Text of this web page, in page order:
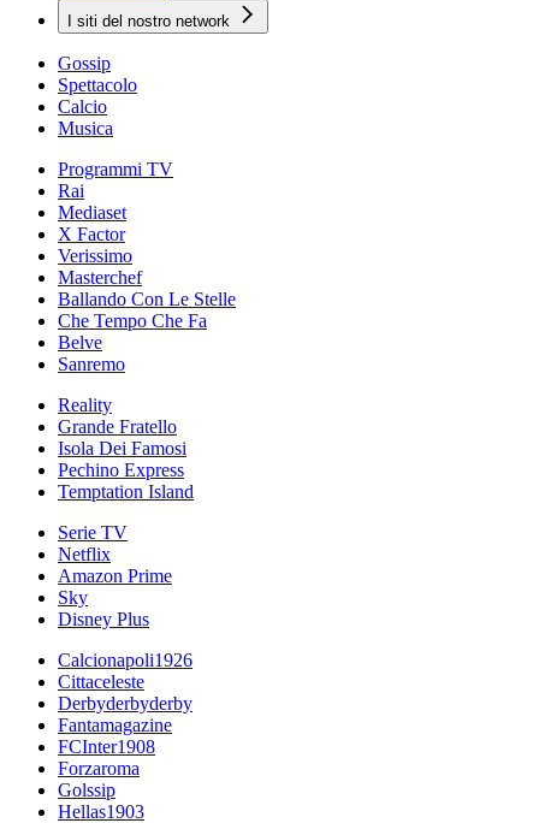
I siti del nostro network
Gossip
Spettacolo
Calcio
Musica
Programmi TV
Rai
Mediaset
X Factor
Verissimo
Masterchef
Ballando Con Le Stelle
Che Tempo Che Fa
Belve
Sanremo
Reality
Grande Fratello
Isola Dei Famosi
Pechino Express
Temptation Island
Serie TV
Netflix
Amazon Prime
Sky
Disney Plus
Calcionapoli1926
Cittaceleste
Derbyderbyderby
Fantamagazine
FCInter1908
Forzaroma
Golssip
Hellas1903